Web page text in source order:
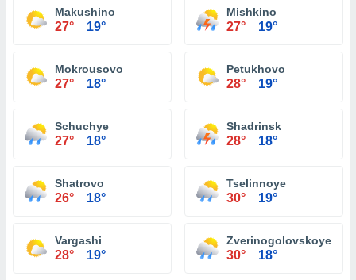
Makushino
27° 19°
Mishkino
27° 19°
Mokrousovo
27° 18°
Petukhovo
28° 19°
Schuchye
27° 18°
Shadrinsk
28° 18°
Shatrovo
26° 18°
Tselinnoye
30° 19°
Vargashi
28° 19°
Zverinogolovskoye
30° 18°